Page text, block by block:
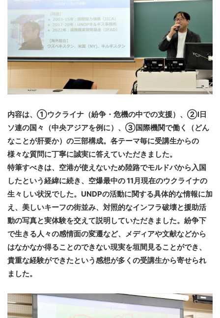
内容は、①ウクライナ（紛争・危機の中での支援）、②l日
ソ連の国々（中央アジアを例に）、③国際機関で働く（どん
なことが肝要か）の三部構成。各テーマ毎に受講生からの
様々な質問に丁寧に誠実に答えていただきました。
特筆すべきは、空港が使えないため陸路でモルドバから入国
したという経緯に続き、空爆最中の 11月現在のウクライナの
生々しい状況でした。UNDPの活動に関する具体的な情報に加
え、美しいキーフの街並み、対照的なインフラ破壊と援助活
動の写真と実体験を交えて説明していただきました。紛争下
で生きる人々の感情面の変遷など、メディアや文献などから
はなかなか得ることのできない現実を垣間見ることができ、
貴重な経験ができたという感想が多くの受講生から寄せられ
ました。